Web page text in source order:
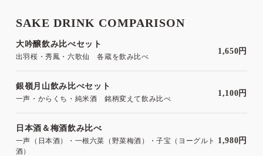
SAKE DRINK COMPARISON
大吟醸飲み比べセット
出羽桜・秀鳳・六歌仙 各蔵を飲み比べ
1,650円
銀嶺月山飲み比べセット
一声・からくち・純米酒 銘柄変えて飲み比べ
1,100円
日本酒＆梅酒飲み比べ
一声（日本酒）・一根六菜（野菜梅酒）・子宝（ヨーグルト
酒）
1,980円